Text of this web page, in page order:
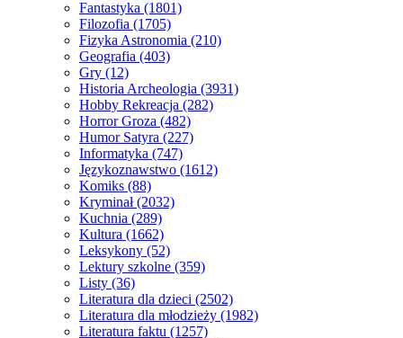
Fantastyka (1801)
Filozofia (1705)
Fizyka Astronomia (210)
Geografia (403)
Gry (12)
Historia Archeologia (3931)
Hobby Rekreacja (282)
Horror Groza (482)
Humor Satyra (227)
Informatyka (747)
Językoznawstwo (1612)
Komiks (88)
Kryminał(2032)
Kuchnia (289)
Kultura (1662)
Leksykony (52)
Lektury szkolne (359)
Listy (36)
Literatura dla dzieci (2502)
Literatura dla młodzieży (1982)
Literatura faktu (1257)